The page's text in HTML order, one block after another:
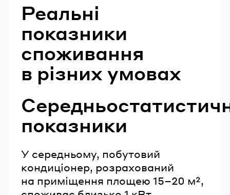
Реальні
показники
споживання
в різних умовах
показники
У середньому, побутовий
кондиціонер, розрахований
на приміщення площею 15–20 м²,